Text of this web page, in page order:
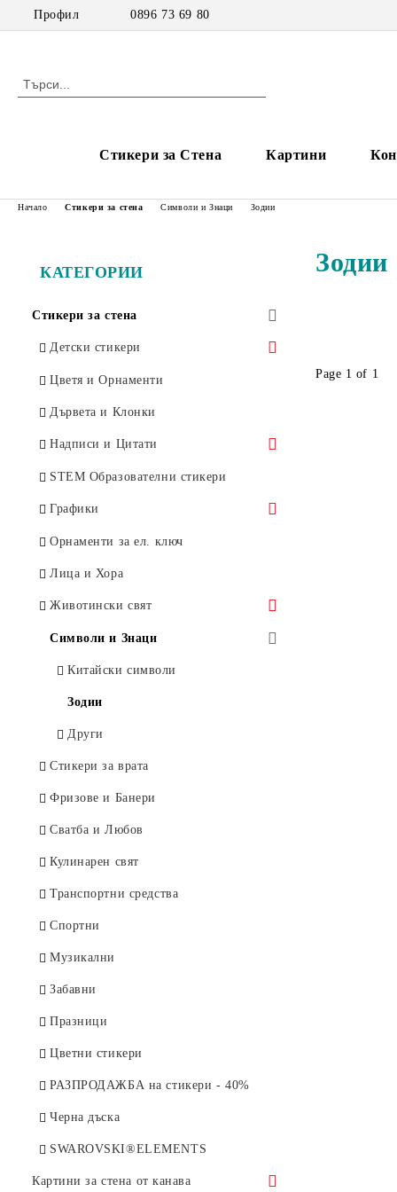
Профил 0896 73 69 80
Стикери за Стена Картини
КАТЕГОРИИ
Стикери за стена
Детски стикери
Стикери за момичета
Стикери за момчета
Стикери с име
Полка комплекти
Стикери Метър
Детски фризове
Disney стикери за декорация
Цветя и Орнаменти
Дървета и Клонки
Надписи и Цитати
За Дома
За Офиса
STEM Образователни стикери
Графики
Модерни
Градове и Пейзажи
Орнаменти за ел. ключ
Лица и Хора
Животински свят
Птици
Пеперуди и Насекоми
Домашни любимци
Диви животни
Динозаври
Водни обитатели
Символи и Знаци
Китайски символи
Зодии
Други
Стикери за врата
Фризове и Банери
Сватба и Любов
Кулинарен свят
Транспортни средства
Спортни
Музикални
Забавни
Празници
Цветни стикери
РАЗПРОДАЖБА на стикери - 40%
Черна дъска
SWAROVSKI®ELEMENTS
Картини за стена от канава
Начало Стикери за стена Символи и Знаци Зодии
Зодии
Page 1 of 1